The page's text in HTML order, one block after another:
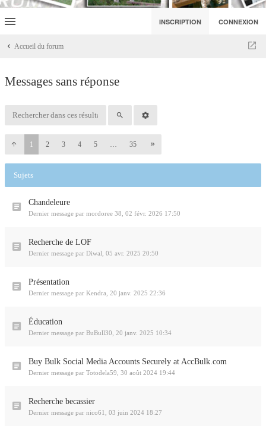
INSCRIPTION CONNEXION
Accueil du forum
Messages sans réponse
1 2 3 4 5 … 35
Sujets
Chandeleure
Dernier message par mordoree 38 02 févr. 2026 17:50
Recherche de LOF
Dernier message par Diwal 05 avr. 2025 20:50
Présentation
Dernier message par Kendra 20 janv. 2025 22:36
Éducation
Dernier message par BuBull30 20 janv. 2025 10:34
Buy Bulk Social Media Accounts Securely at AccBulk.com
Dernier message par Totodela59 30 août 2024 19:44
Recherche becassier
Dernier message par nico61 03 juin 2024 18:27